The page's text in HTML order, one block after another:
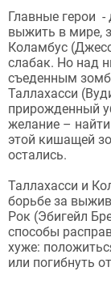
Главные герои -
выжить в мире,
Коламбус
слабак. Но над
съеденным
Таллахасси
прирожденный
желание –
этой кишащей
остались.
Таллахасси и
борьбе за
Рок (Эбигейл
способы
хуже:
или погибнуть